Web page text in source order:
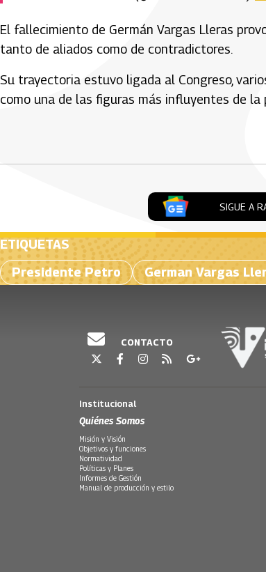
El fallecimiento de Germán Vargas Lleras
tanto de aliados como de contradictores.
Su trayectoria estuvo ligada al Congreso,
como una de las figuras más influyentes de
SIGUE A
ETIQUETAS
Presidente Petro
German Vargas
CONTACTO
Institucional
Quiénes Somos
Misión y Visión
Objetivos y funciones
Normatividad
Políticas y Planes
Informes de Gestión
Manual de producción y estilo